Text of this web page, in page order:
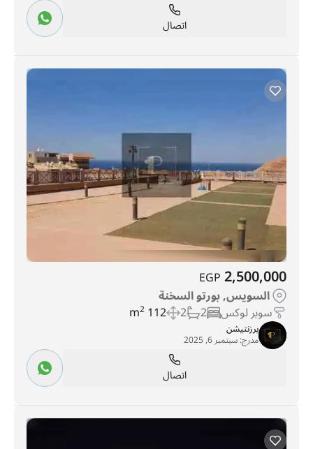
اتصال
2,500,000
EGP
السويس, بورتو السخنة
سوبر لوكس 2
2
112 m
2
برزنتيشن
مدرج:سبتمبر 6, 2025
اتصال